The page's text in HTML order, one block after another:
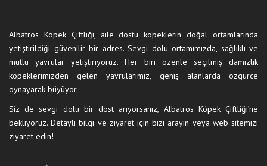
Albatros Köpek Çiftliği, aile dostu köpeklerin doğal ortamlarında
yetiştirildiği güvenilir bir adres. Sevgi dolu ortamımızda, sağlıklı ve
mutlu yavrular yetiştiriyoruz. Her biri özenle seçilmiş damızlık
köpeklerimizden gelen yavrularımız, geniş alanlarda özgürce
oynayarak büyüyor.
Siz de sevgi dolu bir dost arıyorsanız, Albatros Köpek Çiftliği’ne
bekliyoruz. Detaylı bilgi ve ziyaret için bizi arayın veya web sitemizi
ziyaret edin!